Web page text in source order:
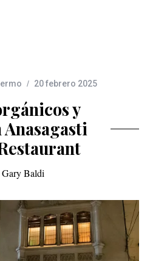
20 febrero 2025
y
Anasagasti
Gary Baldi